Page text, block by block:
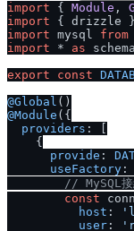
import { Module ,
import { drizzle
import mysql from
import * as
export
const
@Global
@Module ({
providers : [
    {
provide :
useFactory :
// MySQL
const
host :
user :